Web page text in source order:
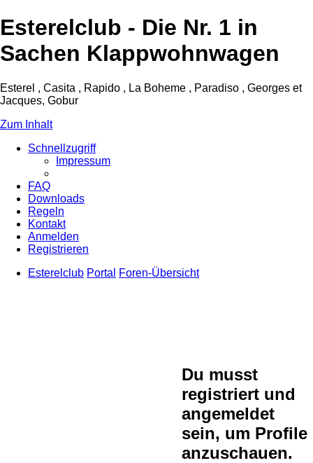
Esterelclub - Die Nr. 1 in
Sachen Klappwohnwagen
Esterel , Casita , Rapido , La Boheme , Paradiso , Georges et
Jacques, Gobur
Zum Inhalt
Schnellzugriff
Impressum
FAQ
Downloads
Regeln
Kontakt
Anmelden
Registrieren
Esterelclub Portal Foren-Übersicht
Du musst
registriert und
angemeldet
sein, um Profile
anzuschauen.